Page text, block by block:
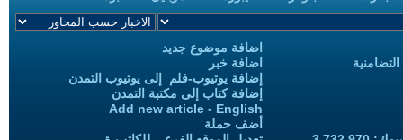
اضافة موضوع جديد
اضافة خبر
إضافة يوتيوب-فلم إلى يوتيوب التمدن
إضافة كتاب إلى مكتبة التمدن
Add new article - English
أضف حملة